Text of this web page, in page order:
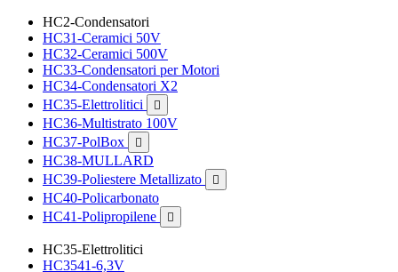
HC2-Condensatori
HC31-Ceramici 50V
HC32-Ceramici 500V
HC33-Condensatori per Motori
HC34-Condensatori X2
HC35-Elettrolitici

HC36-Multistrato 100V
HC37-PolBox

HC38-MULLARD
HC39-Poliestere Metallizato

HC40-Policarbonato
HC41-Polipropilene

HC35-Elettrolitici
HC3541-6,3V